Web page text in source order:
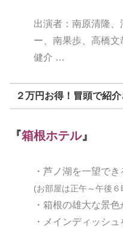
出演者：南原清隆、
ー、南果歩、高橋
健介 …
２万円お得！冒頭で紹
『箱根ホテル』
・芦ノ湖を一望で
(お部屋は正午～午後
・箱根の雄大な景
・メインディッシ